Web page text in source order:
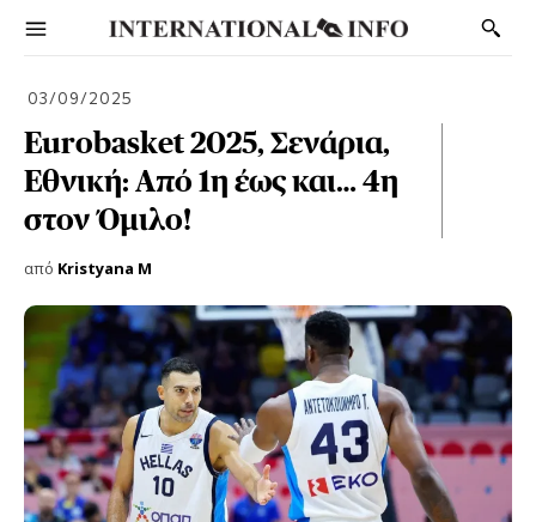
03/09/2025
Eurobasket 2025, Σενάρια,
Εθνική: Από 1η έως και… 4η
στον Όμιλο!
από Kristyana M